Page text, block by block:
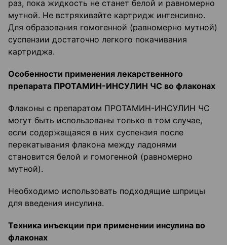
раз, пока жидкость не станет белой и равномерно
мутной. Не встряхивайте картридж интенсивно.
Для образования гомогенной (равномерно мутной)
суспензии достаточно легкого покачивания
картриджа.
Особенности применения лекарственного
препарата ПРОТАМИН-ИНСУЛИН ЧС во флаконах
Флаконы с препаратом ПРОТАМИН-ИНСУЛИН ЧС
могут быть использованы только в том случае,
если содержащаяся в них суспензия после
перекатывания флакона между ладонями
становится белой и гомогенной (равномерно
мутной).
Необходимо использовать подходящие шприцы
для введения инсулина.
Техника инъекции при применении инсулина во
флаконах